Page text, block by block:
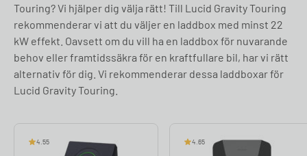
Touring? Vi hjälper dig välja rätt! Till Lucid Gravity Touring
rekommenderar vi att du väljer en laddbox med minst 22
kW effekt. Oavsett om du vill ha en laddbox för nuvarande
behov eller framtidssäkra för en kraftfullare bil, har vi rätt
alternativ för dig. Vi rekommenderar dessa laddboxar för
Lucid Gravity Touring.
4.55 4.65